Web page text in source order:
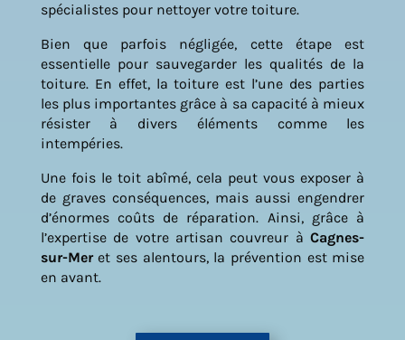
spécialistes pour nettoyer votre toiture.
Bien que parfois négligée, cette étape est
essentielle pour sauvegarder les qualités de la
toiture. En effet, la toiture est l’une des parties
les plus importantes grâce à sa capacité à mieux
résister à divers éléments comme les
intempéries.
Une fois le toit abîmé, cela peut vous exposer à
de graves conséquences, mais aussi engendrer
d’énormes coûts de réparation. Ainsi, grâce à
l’expertise de votre artisan couvreur àCagnes-
sur-Meret ses alentours, la prévention est mise
en avant.